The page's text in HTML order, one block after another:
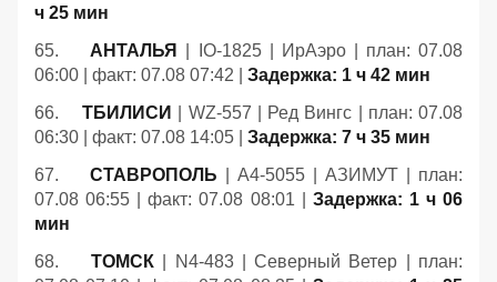
ч 25 мин
65.АНТАЛЬЯ
| IO-1825 | ИрАэро | план: 07.08
06:00 | факт: 07.08 07:42 | Задержка: 1 ч 42 мин
66. ТБИЛИСИ
| WZ-557 | Ред Вингс | план: 07.08
06:30 | факт: 07.08 14:05 | Задержка: 7 ч 35 мин
67. СТАВРОПОЛЬ | A4-5055 | АЗИМУТ | план:
07.08 06:55 | факт: 07.08 08:01 | Задержка: 1 ч 06
мин
68.ТОМСК | N4-483 | Северный Ветер | план: